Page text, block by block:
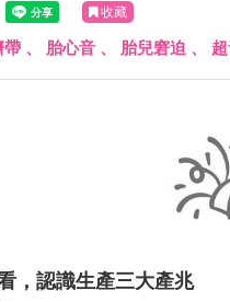
收藏
帶 、 胎心音 、 胎兒窘迫 、
，認識生產三大產兆